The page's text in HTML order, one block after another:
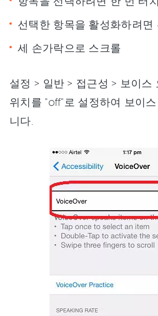
선택한 항목을 활성화하려면
세 손가락으로 스크롤
설정 > 일반 > 접근성 > 보이스
위치를 "off"로 설정하여 보이
니다.